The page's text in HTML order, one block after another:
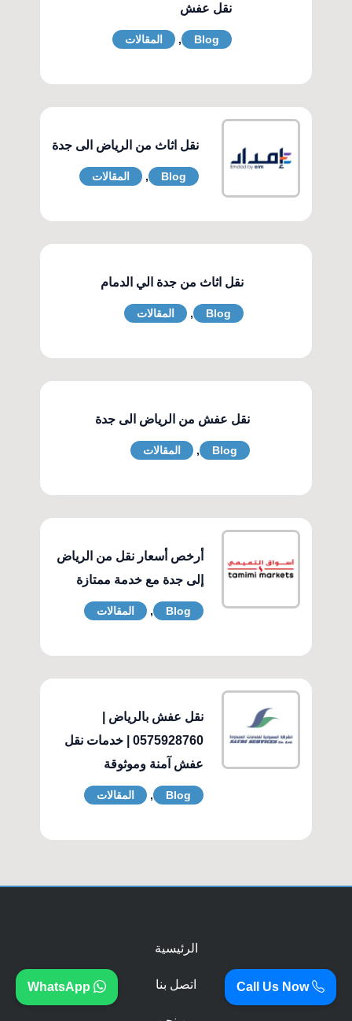
نقل عفش
Blog
, المقالات
نقل اثاث من الرياض الى جدة
Blog
, المقالات
نقل اثاث من جدة الي الدمام
Blog
, المقالات
نقل عفش من الرياض الى جدة
Blog
, المقالات
أرخص أسعار نقل من الرياض
إلى جدة مع خدمة ممتازة
Blog
, المقالات
نقل عفش بالرياض |
0575928760 | خدمات نقل
عفش آمنة وموثوقة
Blog
, المقالات
الرئيسية
اتصل بنا Call Us Now